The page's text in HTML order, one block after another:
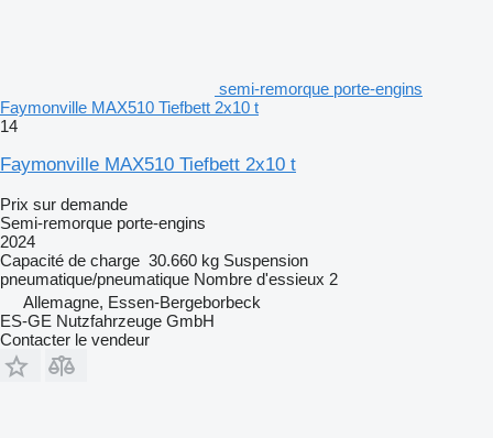
semi-remorque porte-engins
Faymonville MAX510 Tiefbett 2x10 t
14
Faymonville MAX510 Tiefbett 2x10 t
Prix sur demande
Semi-remorque porte-engins
2024
Capacité de charge 30.660 kg Suspension
pneumatique/pneumatique Nombre d'essieux 2
Allemagne, Essen-Bergeborbeck
ES-GE Nutzfahrzeuge GmbH
Contacter le vendeur